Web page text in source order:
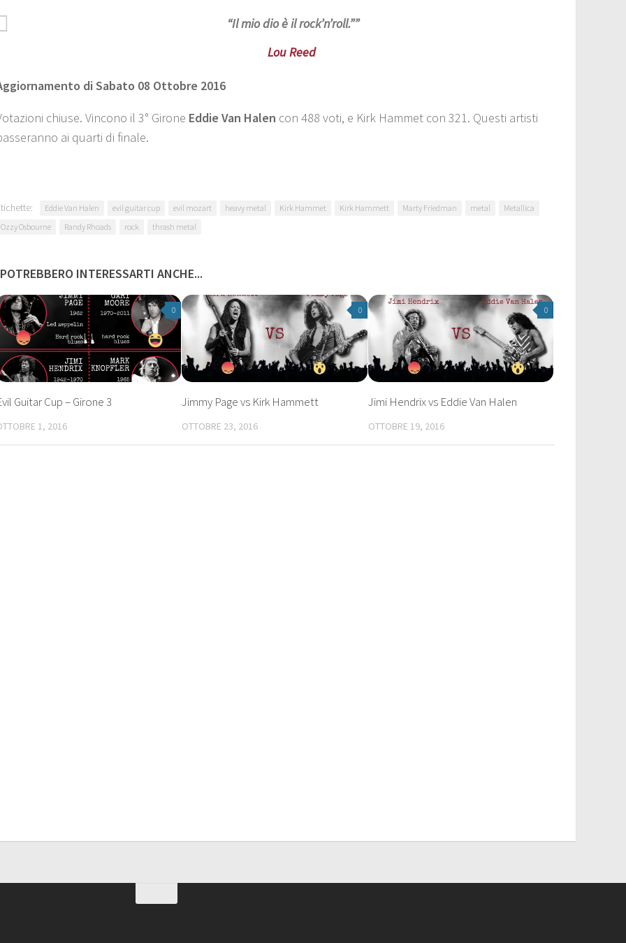
“Il mio dio è il rock’n’roll.””
Lou Reed
di Sabato 08 Ottobre 2016
chiuse. Vincono il 3° Girone Eddie Van Halen con 488 voti, e Kirk Hammet con 321. Questi artisti
ai quarti di finale.
Eddie Van Halen evil guitar cup evil mozart heavy metal Kirk Hammet Kirk Hammett Marty Friedman metal
Metallica
Ozzy Osbourne
Randy Rhoads rock thrash metal
POTREBBERO INTERESSARTI ANCHE...
0
Guitar Cup – Girone 3
1, 2016
0
Jimmy Page vs Kirk Hammett
OTTOBRE 23, 2016
0
Jimi Hendrix vs Eddie Van Halen
OTTOBRE 19, 2016